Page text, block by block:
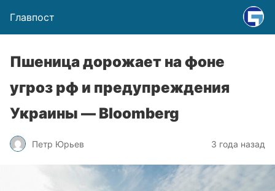
Главпост
Пшеница дорожает на фоне
угроз рф и предупреждения
Украины — Bloomberg
Петр Юрьев 3 года назад